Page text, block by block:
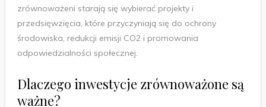
zrównoważeni starają się wybierać projekty i
przedsięwzięcia, które przyczyniają się do ochrony
środowiska, redukcji emisji CO2 i promowania
odpowiedzialności społecznej.
Dlaczego inwestycje zrównoważone są
ważne?